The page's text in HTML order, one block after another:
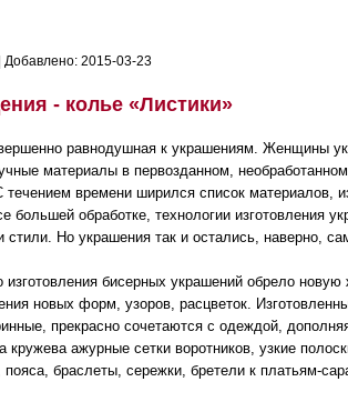
| Добавлено: 2015-03-23
- колье «Листики»
равнодушная к украшениям. Женщины
материалы в первозданном,
времени ширился список материалов,
большей обработке, технологии изготовления
стили. Но украшения так и остались, наверно,
изготовления бисерных украшений обрело
новых форм, узоров, расцветок.
прекрасно сочетаются с одеждой,
кружева ажурные сетки воротников, узкие
браслеты, сережки, бретели к платьям-